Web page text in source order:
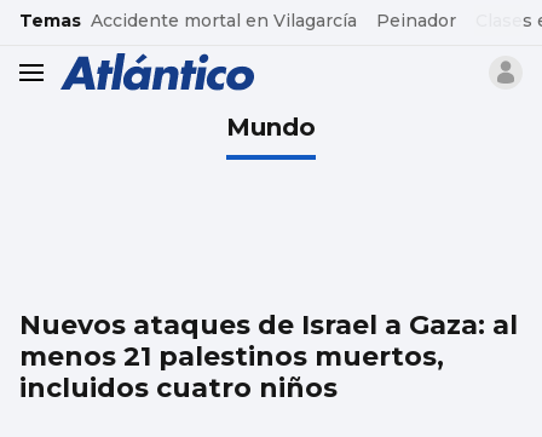
common.go-to-content
Temas Accidente mortal en Vilagarcía Peinador
header.menu.open
Mundo
Nuevos ataques de Israel a Gaza: al
menos 21 palestinos muertos,
incluidos cuatro niños